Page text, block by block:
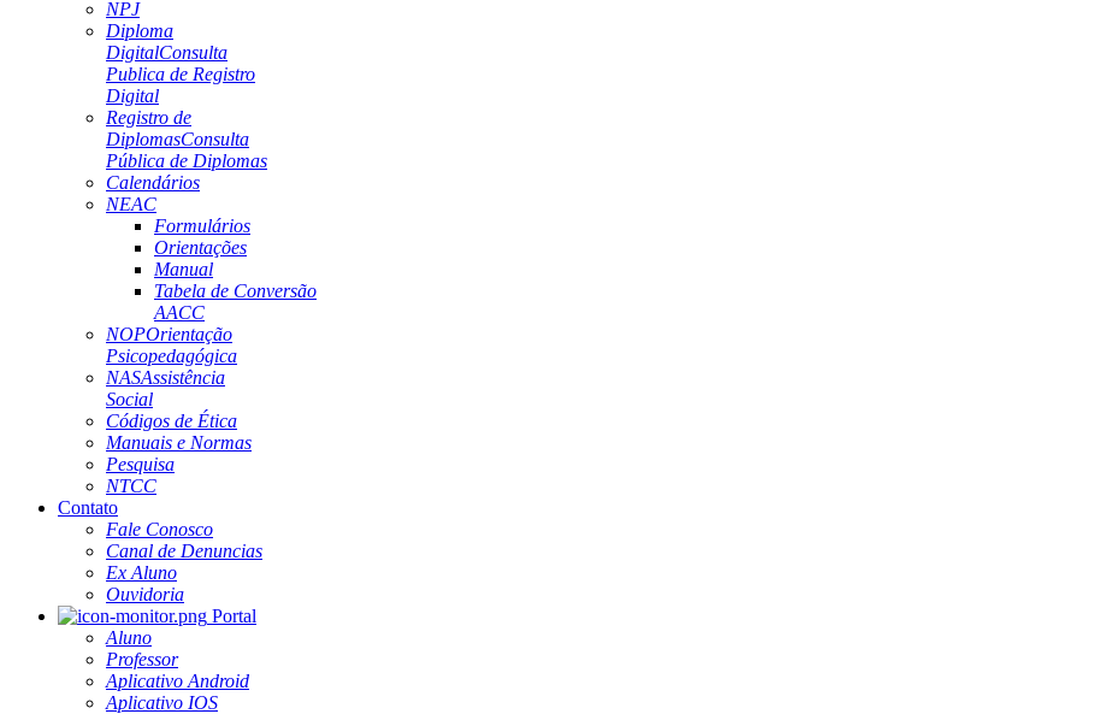
NPJ
Diploma
DigitalConsulta
Publica de Registro
Digital
Registro de
DiplomasConsulta
Pública de Diplomas
Calendários
NEAC
Formulários
Orientações
Manual
Tabela de Conversão
AACC
NOPOrientação
Psicopedagógica
NASAssistência
Social
Códigos de Ética
Manuais e Normas
Pesquisa
NTCC
Contato
Fale Conosco
Canal de Denuncias
Ex Aluno
Ouvidoria
Portal
Aluno
Professor
Aplicativo Android
Aplicativo IOS